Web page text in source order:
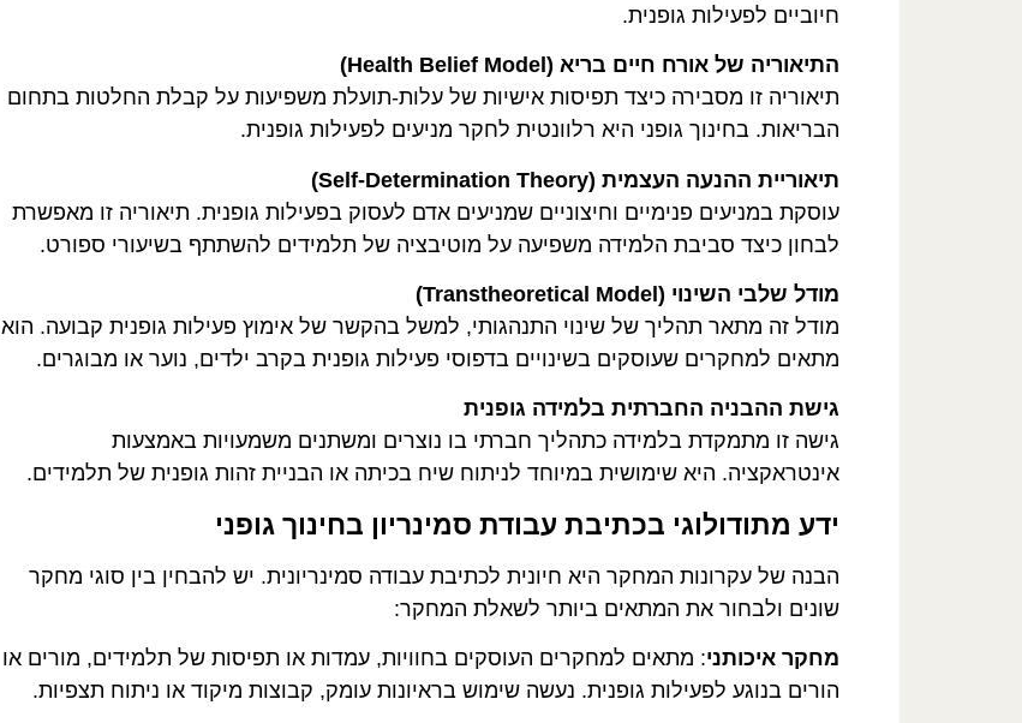
חיוביים לפעילות גופנית.
התיאוריה של אורח חיים בריא (Health Belief Model)
תיאוריה זו מסבירה כיצד תפיסות אישיות של עלות-תועלת משפיעות על קבלת החלטות בתחום
הבריאות. בחינוך גופני היא רלוונטית לחקר מניעים לפעילות גופנית.
תיאוריית ההנעה העצמית (Self-Determination Theory)
עוסקת במניעים פנימיים וחיצוניים שמניעים אדם לעסוק בפעילות גופנית. תיאוריה זו מאפשרת
לבחון כיצד סביבת הלמידה משפיעה על מוטיבציה של תלמידים להשתתף בשיעורי ספורט.
מודל שלבי השינוי (Transtheoretical Model)
מודל זה מתאר תהליך של שינוי התנהגותי, למשל בהקשר של אימוץ פעילות גופנית קבועה. הוא
מתאים למחקרים שעוסקים בשינויים בדפוסי פעילות גופנית בקרב ילדים, נוער או מבוגרים.
גישת ההבניה החברתית בלמידה גופנית
גישה זו מתמקדת בלמידה כתהליך חברתי בו נוצרים ומשתנים משמעויות באמצעות
אינטראקציה. היא שימושית במיוחד לניתוח שיח בכיתה או הבניית זהות גופנית של תלמידים.
ידע מתודולוגי בכתיבת עבודת סמינריון בחינוך גופני
הבנה של עקרונות המחקר היא חיונית לכתיבת עבודה סמינריונית. יש להבחין בין סוגי מחקר
שונים ולבחור את המתאים ביותר לשאלת המחקר:
מחקר איכותני: מתאים למחקרים העוסקים בחוויות, עמדות או תפיסות של תלמידים, מורים או
הורים בנוגע לפעילות גופנית. נעשה שימוש בראיונות עומק, קבוצות מיקוד או ניתוח תצפיות.